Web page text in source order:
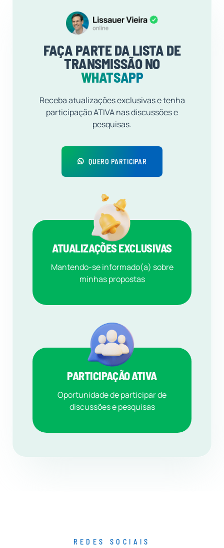
FAÇA PARTE DA LISTA DE
TRANSMISSÃO NO
WHATSAPP
Receba atualizações exclusivas e tenha
participação ATIVA nas discussões e
pesquisas.
QUERO PARTICIPAR
ATUALIZAÇÕES EXCLUSIVAS
Mantendo-se informado(a) sobre
minhas propostas
PARTICIPAÇÃO ATIVA
Oportunidade de participar de
discussões e pesquisas
REDES SOCIAIS